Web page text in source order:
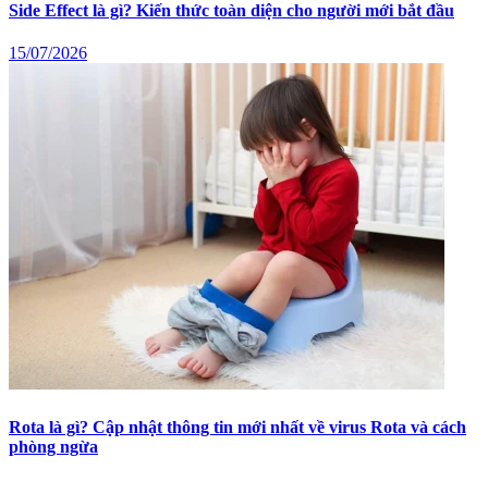
Side Effect là gì? Kiến thức toàn diện cho người mới bắt đầu
15/07/2026
Rota là gì? Cập nhật thông tin mới nhất về virus Rota và cách
phòng ngừa